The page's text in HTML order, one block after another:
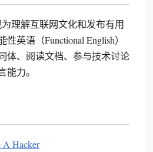
理解互联网文化和发布有用
英语（Functional English）
体、阅读文档、参与技术讨论
力。
A Hacker